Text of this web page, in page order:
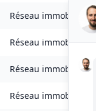
Réseau immobilier
Réseau immobilier
Réseau immobilier
Réseau immobilier